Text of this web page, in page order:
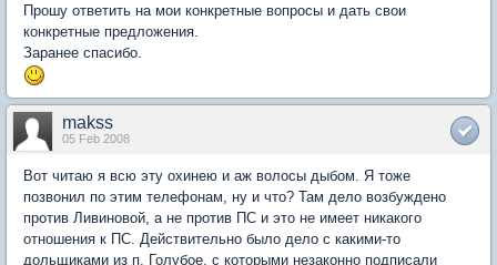
Прошу ответить на мои конкретные вопросы и дать свои
конкретные предложения.
Заранее спасибо.
makss
05 Feb 2008
Вот читаю я всю эту охинею и аж волосы дыбом. Я тоже
позвонил по этим телефонам, ну и что? Там дело возбуждено
против Ливиновой, а не против ПС и это не имеет никакого
отношения к ПС. Действительно было дело с какими-то
дольщиками из п. Голубое, с которыми незаконно подписали